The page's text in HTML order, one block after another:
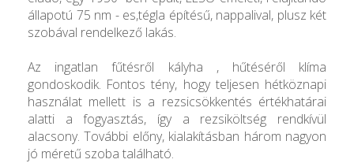
állapotú 75 nm - es,tégla építésű, nappalival, plusz két
szobával rendelkező lakás.
Az ingatlan fűtésről kályha , hűtéséről klíma
gondoskodik. Fontos tény, hogy teljesen hétköznapi
használat mellett is a rezsicsökkentés értékhatárai
alatti a fogyasztás, így a rezsiköltség rendkívül
alacsony. További előny, kialakításban három nagyon
jó méretű szoba található.